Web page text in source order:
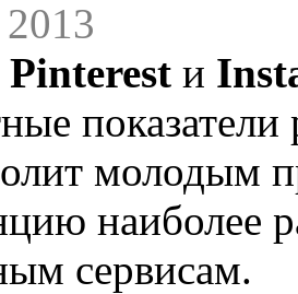
Pinterestи
молодым
наиболее
сервисам.